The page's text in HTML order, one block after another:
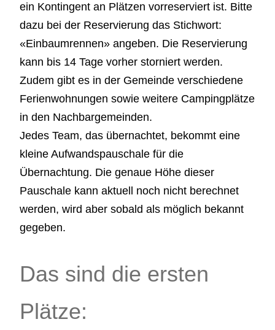
ein Kontingent an Plätzen vorreserviert ist. Bitte
dazu bei der Reservierung das Stichwort:
«Einbaumrennen» angeben. Die Reservierung
kann bis 14 Tage vorher storniert werden.
Zudem gibt es in der Gemeinde verschiedene
Ferienwohnungen sowie weitere Campingplätze
in den Nachbargemeinden.
Jedes Team, das übernachtet, bekommt eine
kleine Aufwandspauschale für die
Übernachtung. Die genaue Höhe dieser
Pauschale kann aktuell noch nicht berechnet
werden, wird aber sobald als möglich bekannt
gegeben.
Das sind die ersten
Plätze: